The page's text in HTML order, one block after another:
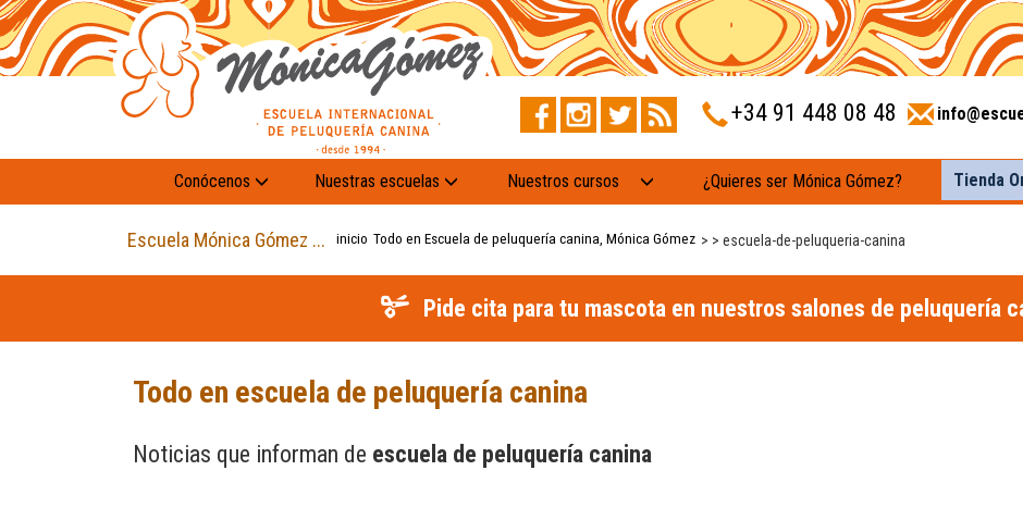
+34 91 448 08 48
Conócenos Nuestras escuelas Nuestros cursos ¿Quieres ser Mónica Gómez? Tienda
Escuela Mónica Gómez ... inicio >
Todo en Escuela de peluquería canina, Mónica Gómez > escuela-de-peluqueria-canina
Pide cita para tu mascota en nuestros salones de peluquería
Todo en escuela de peluquería canina
Noticias que informan de escuela de peluquería canina